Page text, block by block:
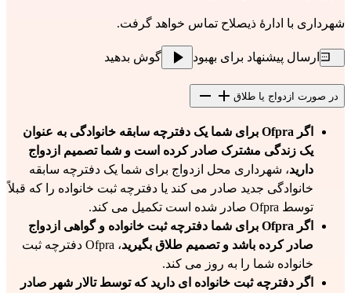
شهرداری با ادارهٔ ذیصلاح تماس خواهد گرفت.
ارسال پیشنهاد برای بهبود گوش بدهید
در صورت ازدواج یا طلاق
اگر Ofpra برای شما یک دفترچه سابقه خانوادگی به عنوان
یک زندگی مشترک صادر کرده است و شما تصمیم ازدواج
دارید، شهرداری محل ازدواج برای شما یک دفترچه سابقه
خانوادگی جدید صادر می کند یا دفترچه ثبت خانواده را که قبلاً
توسط Ofpra صادر شده است تکمیل می کند.
اگر Ofpra برای شما دفترچه ثبت خانواده و گواهی ازدواج
صادر کرده باشد و تصمیم طلاق بگیرید
، Ofpra دفترچه ثبت
خانواده شما را به روز می کند.
اگر دفترچه ثبت خانواده ای دارید که توسط تالار شهر صادر